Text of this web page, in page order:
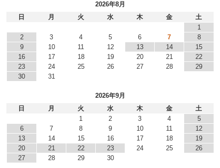
2026年8月
日
月 火 水 木 金
土
1
2
3 4 5 6 7
8
9
10 11 12 13 14
15
16
17 18 19 20 21
22
23
24 25 26 27 28
29
30
31
2026年9月
日
月 火 水 木 金
土
1
2 3 4
5
6
7 8 9 10 11
12
13
14 15 16 17 18
19
20
21 22 23 24 25
26
27
28 29 30